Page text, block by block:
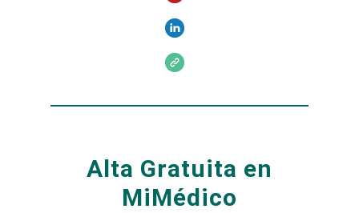
Alta Gratuita en
MiMédico